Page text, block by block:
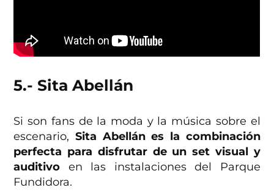
5.- Sita Abellán
Si son fans de la moda y la música sobre el
escenario,Sita Abellán es la combinación
perfecta para disfrutar de un set visual y
auditivo en las instalaciones del Parque
Fundidora.